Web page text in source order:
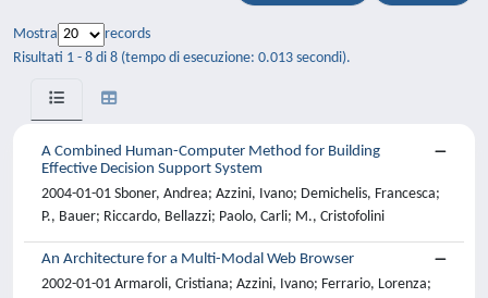
Mostra
records
Risultati 1 - 8 di 8 (tempo di esecuzione: 0.013 secondi).
A Combined Human-Computer Method for Building
Effective Decision Support System
2004-01-01 Sboner, Andrea; Azzini, Ivano; Demichelis, Francesca;
P., Bauer; Riccardo, Bellazzi; Paolo, Carli; M., Cristofolini
An Architecture for a Multi-Modal Web Browser
2002-01-01 Armaroli, Cristiana; Azzini, Ivano; Ferrario, Lorenza;